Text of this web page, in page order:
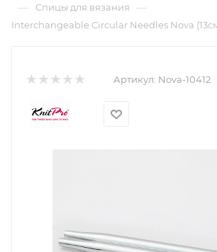
— Спицы для вязания —
Interchangeable Circular Needles Nova
Артикул: Nova-10412